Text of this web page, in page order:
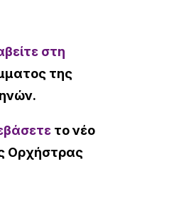
στη
της
το νέο
Ορχήστρας